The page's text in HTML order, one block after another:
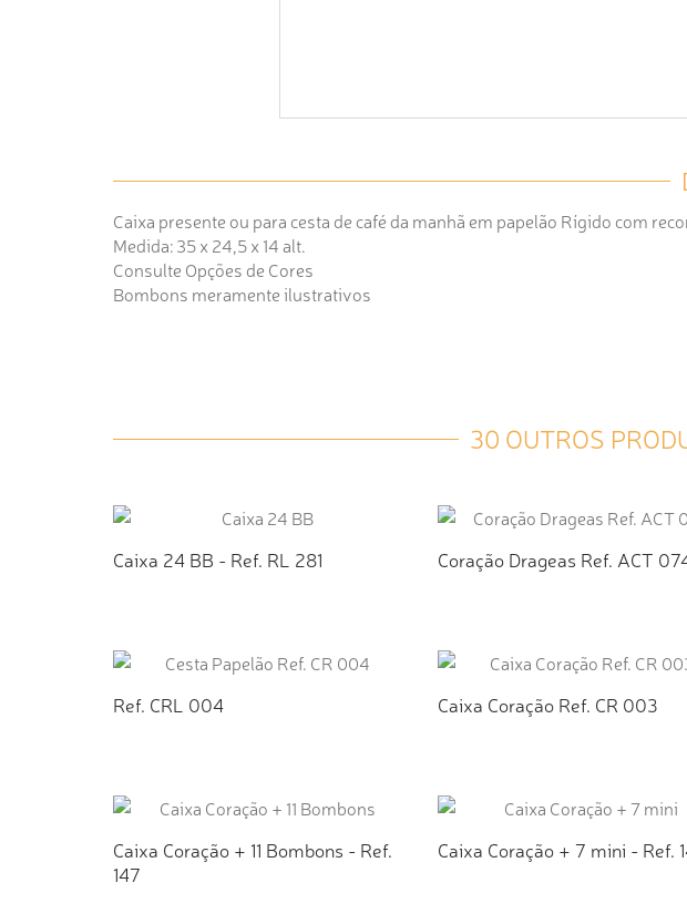
Caixa presente ou para cesta de café da manhã em papelão Rígido com
Medida: 35 x 24,5 x 14 alt.
Consulte Opções de Cores
Bombons meramente ilustrativos
30 OUTROS
Caixa 24 BB - Ref. RL 281 Coração Drageas Ref. ACT
Ref. CRL 004 Caixa Coração Ref. CR 003
Caixa Coração + 11 Bombons - Ref.
147
Caixa Coração + 7 mini - Ref.